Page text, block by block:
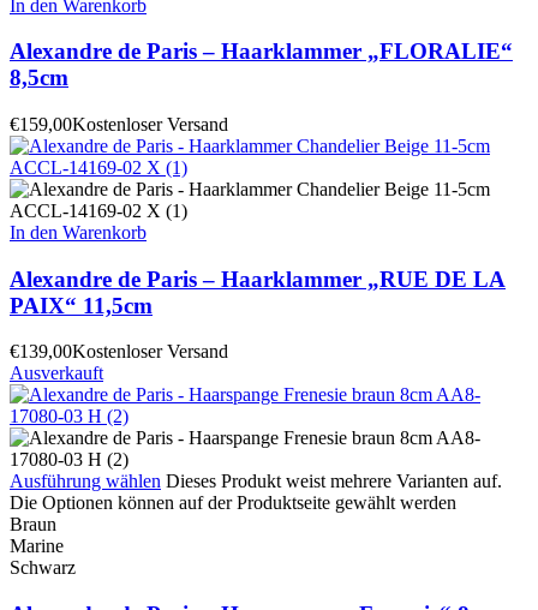
In den Warenkorb
Alexandre de Paris – Haarklammer „FLORALIE“
8,5cm
€159,00Kostenloser Versand
In den Warenkorb
Alexandre de Paris – Haarklammer „RUE DE LA
PAIX“ 11,5cm
€139,00Kostenloser Versand
Ausverkauft
Ausführung wählen Dieses Produkt weist mehrere Varianten auf.
Die Optionen können auf der Produktseite gewählt werden
Braun
Marine
Schwarz